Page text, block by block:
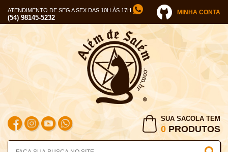
ATENDIMENTO DE SEG A SEX DAS 10H ÀS 17H
(54) 98145-5232
MINHA CONTA
SUA SACOLA TEM
0 PRODUTOS